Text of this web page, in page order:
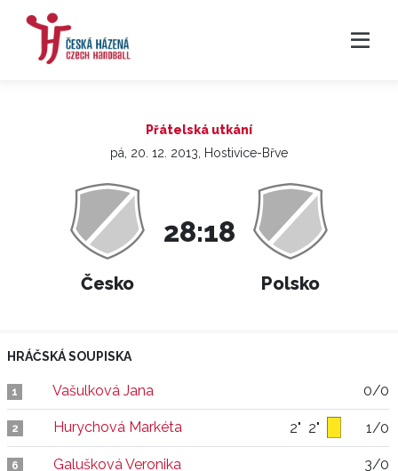
Přátelská utkání
pá, 20. 12. 2013, Hostivice-Břve
Česko
28:18
Polsko
HRÁČSKÁ SOUPISKA
1 Vašulková Jana 0/0
2 Hurychová Markéta 2" 2" 1/0
6 Galušková Veronika 3/0